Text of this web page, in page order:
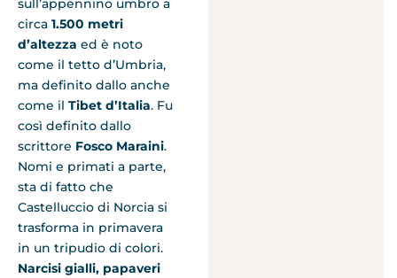
sull’appennino umbro a
circa 1.500 metri
d’altezza ed è noto
come il tetto d’Umbria,
ma definito dallo anche
come il Tibet d’Italia. Fu
così definito dallo
scrittore Fosco Maraini.
Nomi e primati a parte,
sta di fatto che
Castelluccio di Norcia si
trasforma in primavera
in un tripudio di colori.
Narcisi gialli, papaveri